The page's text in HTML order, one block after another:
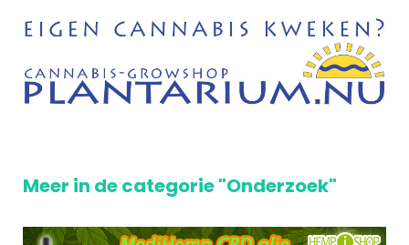
Meer in de categorie "Onderzoek"